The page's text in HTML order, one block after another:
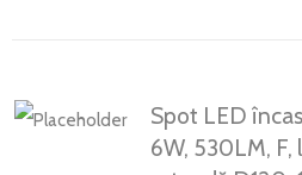
Spot LED
6W, 530LM,